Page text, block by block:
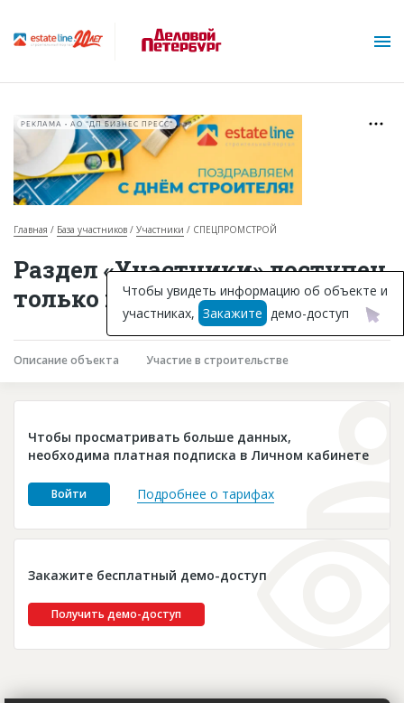
Горячие объекты
База строящихся объектов
Инвестпроекты
Глоссарий
Платные услуги
Пресс-релизы
РЕКЛАМА • АО "ДП БИЗНЕС ПРЕСС"
Главная База участников Участники СПЕЦПРОМСТРОЙ
Раздел «Участники» доступен
только подписчикам
Описание объекта Участие в строительстве
Чтобы просматривать больше данных,
необходима платная подписка в Личном кабинете
Войти Подробнее о тарифах
Закажите бесплатный демо-доступ
Получить демо-доступ
Чтобы увидеть информацию об объекте и
участниках, Закажите демо-доступ